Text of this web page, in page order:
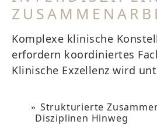
Komplexe klinische
erfordern koordiniertes
Klinische Exzellenz wird
Strukturierte
Disziplinen Hinweg